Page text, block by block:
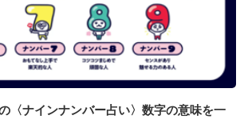
〈ナインナンバー占い〉数字の意味を一